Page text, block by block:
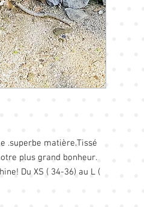
.superbe matière.Tissé
plus grand bonheur.
Du XS ( 34-36) au L (